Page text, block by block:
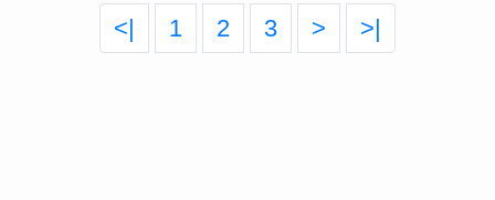
<| 1 2 3 > >|